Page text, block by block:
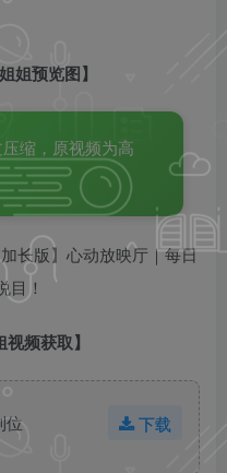
姐预览图】
缩，原视频为高
视频获取】
位 下载